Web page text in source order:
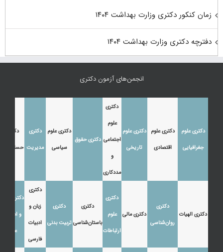
زمان کنکور دکتری وزارت بهداشت ۱۴۰۴
دفترچه دکتری وزارت بهداشت ۱۴۰۴
انجمن‌های آزمون دکتری
دکتری علوم
جغرافیایی
دکتری علوم
اقتصادی
دکتری علوم
تاریخی
دکتری
علوم
اجتماعی
و
مددکاری
دکتری حقوق
دکتری علوم
سیاسی
دکتری
مدیریت
دکتری
حسابداری
دکتری الهیات
دکتری
روان‌شناسی
دکتری مالی
دکتری
علوم
ارتباطات
دکتری
باستان‌شناسی
دکتری
تربیت بدنی
دکتری
زبان و
ادبیات
فارسی
دکتری زبان
و ادبیات
عرب